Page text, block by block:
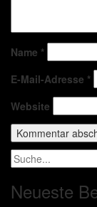
Name *
E-Mail-Adresse *
Website
Neueste